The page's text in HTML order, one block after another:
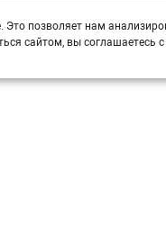
позволяет нам
сайтом, вы соглашаетесь